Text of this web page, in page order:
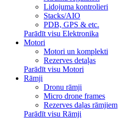
Lidojuma kontrolieri
Stacks/AIO
PDB, GPS & etc.
Parādīt visu Elektronika
Motori
Motori un komplekti
Rezerves detaļas
Parādīt visu Motori
Rāmji
Dronu rāmji
Micro drone frames
Rezerves daļas rāmjiem
Parādīt visu Rāmji